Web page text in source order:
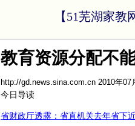
【51芜湖家
教育资源分配不
http://gd.news.sina.com.cn 2010年07
今日导读
省财政厅透露：省直机关去年省下近